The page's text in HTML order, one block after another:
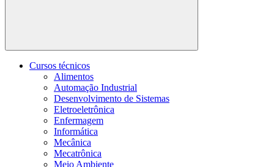
Buscar
Cursos técnicos
Alimentos
Automação Industrial
Desenvolvimento de Sistemas
Eletroeletrônica
Enfermagem
Informática
Mecânica
Mecatrônica
Meio Ambiente